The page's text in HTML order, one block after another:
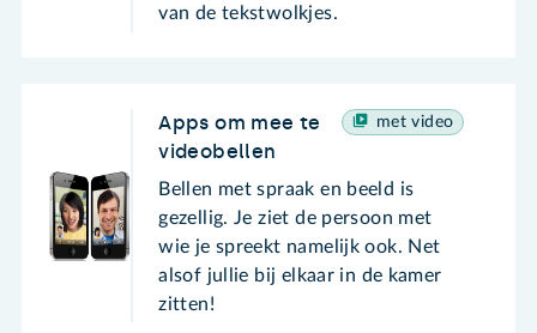
van de tekstwolkjes.
met video
Apps om mee te
videobellen
Bellen met spraak en beeld is
gezellig. Je ziet de persoon met
wie je spreekt namelijk ook. Net
alsof jullie bij elkaar in de kamer
zitten!